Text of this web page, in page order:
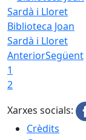
Biblioteca Joan
Sardà i Lloret
AnteriorSegüent
1
2
Xarxes socials:
Crèdits